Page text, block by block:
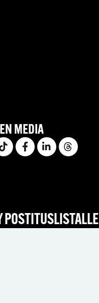
MEDIA
POSTITUSLISTALLE